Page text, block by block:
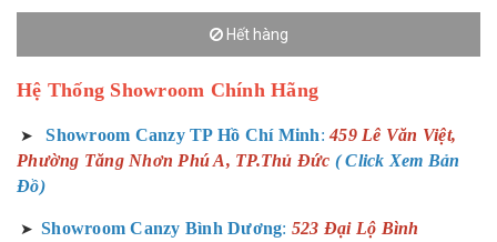
Hết hàng
Hệ Thống Showroom Chính Hãng
➤ Showroom Canzy TP Hồ Chí Minh: 459 Lê Văn Việt,
Phường Tăng Nhơn Phú A, TP.Thủ Đức ( Click Xem Bản
Đồ)
➤ Showroom Canzy Bình Dương: 523 Đại Lộ Bình